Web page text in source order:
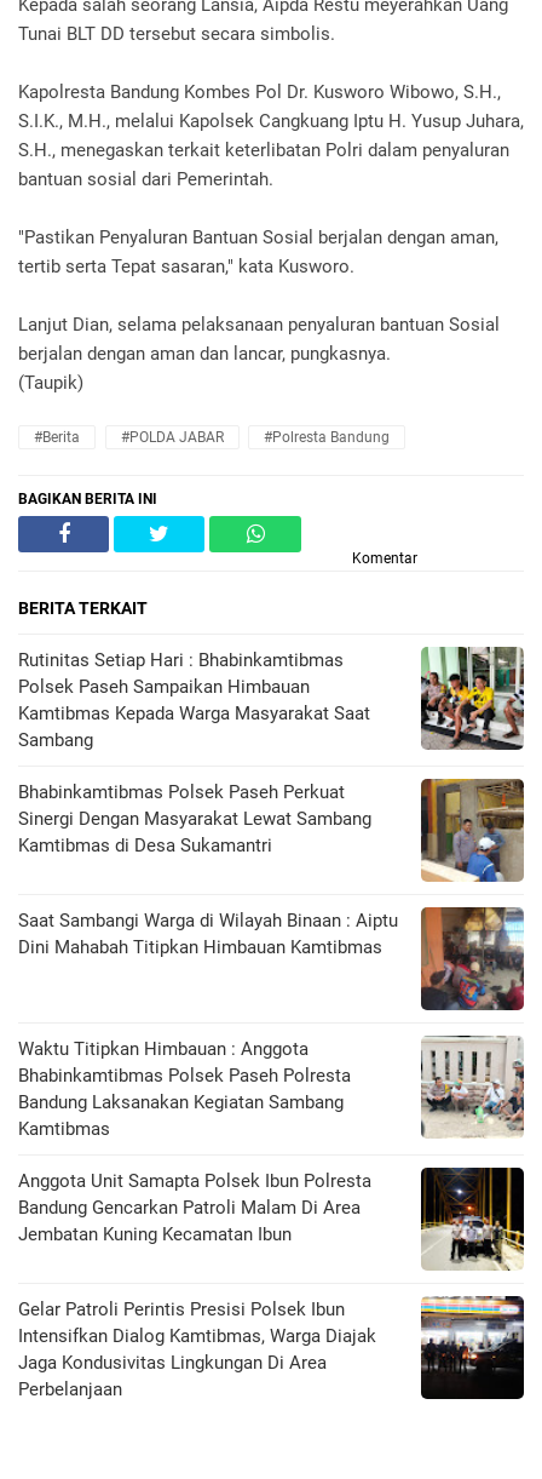
Tunai BLT DD tersebut secara simbolis.
Kapolresta Bandung Kombes Pol Dr. Kusworo Wibowo, S.H.,
S.I.K., M.H., melalui Kapolsek Cangkuang Iptu H. Yusup Juhara,
S.H., menegaskan terkait keterlibatan Polri dalam penyaluran
bantuan sosial dari Pemerintah.
"Pastikan Penyaluran Bantuan Sosial berjalan dengan aman,
tertib serta Tepat sasaran," kata Kusworo.
Lanjut Dian, selama pelaksanaan penyaluran bantuan Sosial
berjalan dengan aman dan lancar, pungkasnya.
(Taupik)
#Berita #POLDA JABAR #Polresta Bandung
BAGIKAN BERITA INI
Komentar
BERITA TERKAIT
Rutinitas Setiap Hari : Bhabinkamtibmas
Polsek Paseh Sampaikan Himbauan
Kamtibmas Kepada Warga Masyarakat Saat
Sambang
Bhabinkamtibmas Polsek Paseh Perkuat
Sinergi Dengan Masyarakat Lewat Sambang
Kamtibmas di Desa Sukamantri
Saat Sambangi Warga di Wilayah Binaan : Aiptu
Dini Mahabah Titipkan Himbauan Kamtibmas
Waktu Titipkan Himbauan : Anggota
Bhabinkamtibmas Polsek Paseh Polresta
Bandung Laksanakan Kegiatan Sambang
Kamtibmas
Anggota Unit Samapta Polsek Ibun Polresta
Bandung Gencarkan Patroli Malam Di Area
Jembatan Kuning Kecamatan Ibun
Gelar Patroli Perintis Presisi Polsek Ibun
Intensifkan Dialog Kamtibmas, Warga Diajak
Jaga Kondusivitas Lingkungan Di Area
Perbelanjaan